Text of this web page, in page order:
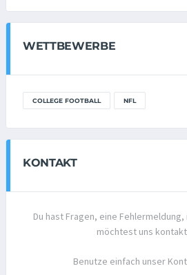
WETTBEWERBE
COLLEGE FOOTBALL NFL
KONTAKT
Du hast Fragen, eine
möchtest uns
Benutze einfach unser